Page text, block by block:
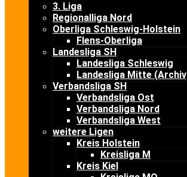
3. Liga
Regionalliga Nord
Oberliga Schleswig-Holstein
Flens-Oberliga
Landesliga SH
Landesliga Schleswig
Landesliga Mitte
Verbandsliga SH
Verbandsliga Ost
Verbandsliga Nord
Verbandsliga West
weitere Ligen
Kreis Holstein
Kreisliga M
Kreis Kiel